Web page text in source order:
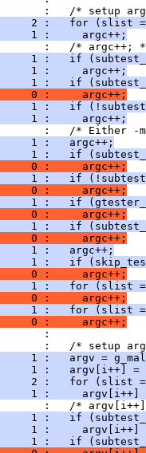
:   /* setup
2 :   for (slist
1 :     argc++;
:   /* argc++;
1 :   if
1 :     argc++;
1 :   if
0 :     argc++;
1 :   if
1 :     argc++;
:   /* Either
1 :   argc++;
1 :   if
0 :     argc++;
1 :   if
0 :     argc++;
1 :   if
0 :     argc++;
1 :   if
0 :     argc++;
1 :   argc++;
1 :   if
0 :     argc++;
1 :   for (slist
0 :     argc++;
1 :   for (slist
0 :     argc++;
:
:   /* setup
1 :   argv =
1 :   argv[i++] =
2 :   for (slist
1 :     argv[i++]
:   /*
1 :   if
1 :     argv[i++]
1 :   if